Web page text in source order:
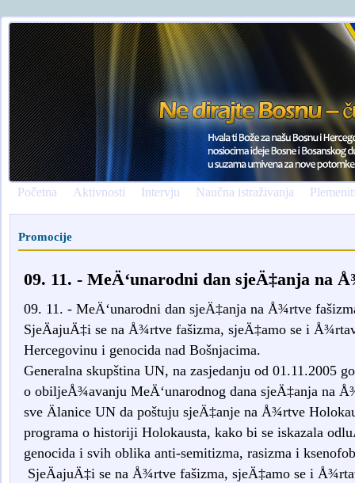
Početna Aktivnosti Intervju Naučna istraživanja
Promocije
09. 11. - MeÄ‘unarodni dan sjeÄ‡anja na
09. 11. - MeÄ‘unarodni dan sjeÄ‡anja na Å¾rtve
SjeÄajuÄ‡i se na Å¾rtve fašizma, sjeÄ‡amo se i
Hercegovinu i genocida nad Bošnjacima.
Generalna skupština UN, na zasjedanju od 01.11.2005
o obiljeÅ¾avanju MeÄ‘unarodnog dana sjeÄ‡anja na
sve Älanice UN da poštuju sjeÄ‡anje na Å¾rtve
programa o historiji Holokausta, kako bi se iskazala
genocida i svih oblika anti-semitizma, rasizma i
SjeÄajuÄ‡i se na Å¾rtve fašizma, sjeÄ‡amo se i